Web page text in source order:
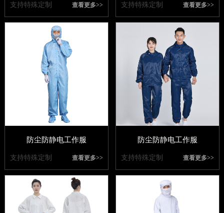
支持特殊定制 查看更多>> 支持特殊定制 查看更多>>
防尘防静电工作服
支持特殊定制 查看更多>>
防尘防静电工作服
支持特殊定制 查看更多>>